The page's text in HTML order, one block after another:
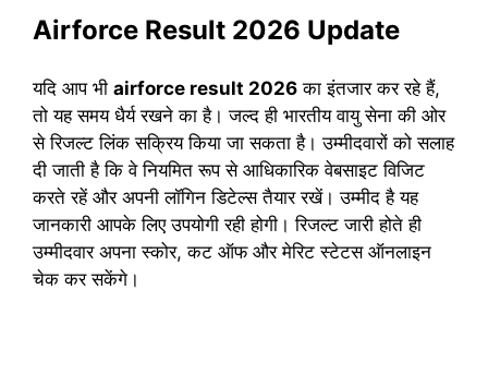
Airforce Result 2026 Update
यदि आप भी airforce result 2026 का इंतजार कर रहे हैं,
तो यह समय धैर्य रखने का है। जल्द ही भारतीय वायु सेना की ओर
से रिजल्ट लिंक सक्रिय किया जा सकता है। उम्मीदवारों को सलाह
दी जाती है कि वे नियमित रूप से आधिकारिक वेबसाइट विजिट
करते रहें और अपनी लॉगिन डिटेल्स तैयार रखें।उम्मीद है यह
जानकारी आपके लिए उपयोगी रही होगी। रिजल्ट जारी होते ही
उम्मीदवार अपना स्कोर, कट ऑफ और मेरिट स्टेटस ऑनलाइन
चेक कर सकेंगे।